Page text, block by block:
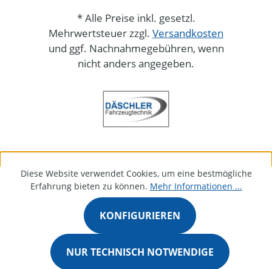
* Alle Preise inkl. gesetzl.
Mehrwertsteuer zzgl. Versandkosten
und ggf. Nachnahmegebühren, wenn
nicht anders angegeben.
Diese Website verwendet Cookies, um eine bestmögliche
Erfahrung bieten zu können. Mehr Informationen ...
NUR TECHNISCH NOTWENDIGE
KONFIGURIEREN